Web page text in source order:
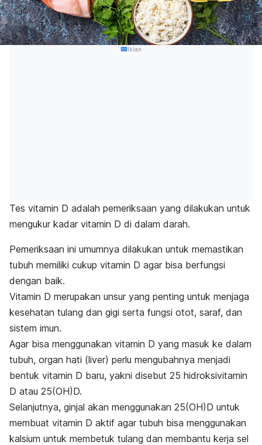
Iklan
Tes vitamin D adalah pemeriksaan yang dilakukan untuk
mengukur kadar vitamin D di dalam darah.
Pemeriksaan ini umumnya dilakukan untuk memastikan
tubuh memiliki cukup vitamin D agar bisa berfungsi
dengan baik.
Vitamin D merupakan unsur yang penting untuk menjaga
kesehatan tulang dan gigi serta fungsi otot, saraf, dan
sistem imun.
Agar bisa menggunakan vitamin D yang masuk ke dalam
tubuh, organ hati (liver) perlu mengubahnya menjadi
bentuk vitamin D baru, yakni disebut 25 hidroksivitamin
D atau 25(OH)D.
Selanjutnya, ginjal akan menggunakan 25(OH)D untuk
membuat vitamin D aktif agar tubuh bisa menggunakan
kalsium untuk membetuk tulang dan membantu kerja sel